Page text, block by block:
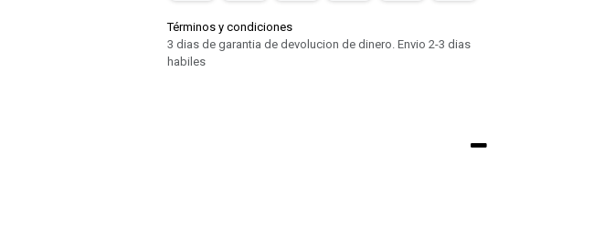
Términos y condiciones
3 dias de garantia de devolucion de dinero. Envio 2-3 dias
habiles